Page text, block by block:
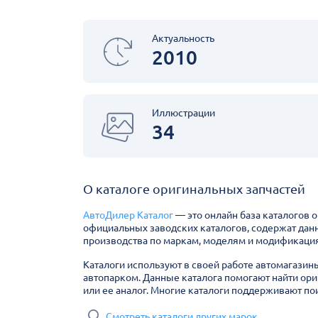
Актуальность
2010
Иллюстрации
34
О каталоге оригинальных запчастей
АвтоДилер Каталог— это онлайн база каталогов
официальных заводских каталогов, содержат
производства по маркам, моделям и
Каталоги используют в своей работе
автопарком. Данные каталога помогают найти
или ее аналог. Многие каталоги поддерживают